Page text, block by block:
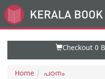
Go
to
Checkout 0
Home
പഠനം